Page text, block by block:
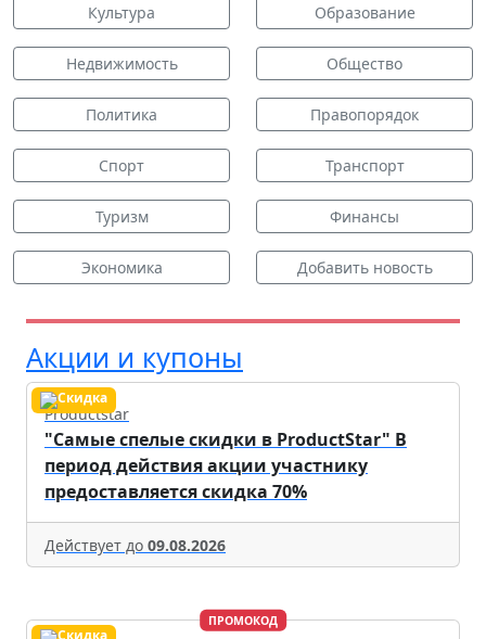
Культура Образование
Недвижимость Общество
Политика Правопорядок
Спорт Транспорт
Туризм Финансы
Экономика Добавить новость
Акции и купоны
Productstar
"Самые спелые скидки в ProductStar" В
период действия акции участнику
предоставляется скидка 70%
Действует до 09.08.2026
ПРОМОКОД